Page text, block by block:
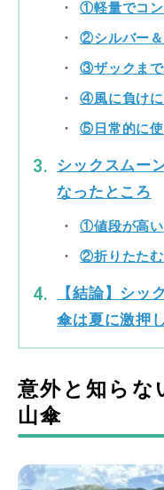
①軽量でコ
②シルバー＆
③ザックまで
④風に負け
⑤日常的に使
シックスムー
なったところ
①値段が高い
②折りたた
【結論】シッ
傘は夏に激押
意外と知らな
山傘